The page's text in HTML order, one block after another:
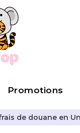
Promotions
de douane en